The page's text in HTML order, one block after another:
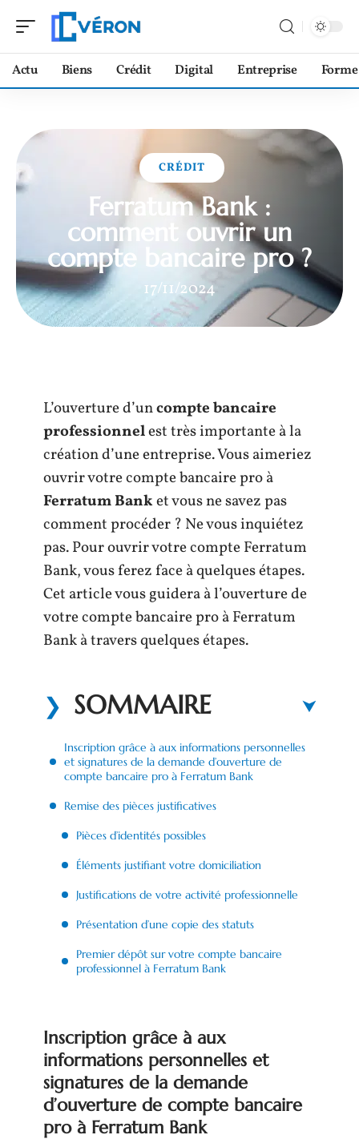
Actu Biens Crédit Digital Entreprise Forme
CRÉDIT
Ferratum Bank :
comment ouvrir un
compte bancaire pro ?
17/11/2024
L’ouverture d’uncompte bancaire
professionnelest très importante à la
création d’une entreprise. Vous aimeriez
ouvrir votre compte bancaire pro à
Ferratum Banket vous ne savez pas
comment procéder ? Ne vous inquiétez
pas. Pour ouvrir votre compte Ferratum
Bank, vous ferez face à quelques étapes.
Cet article vous guidera à l’ouverture de
votre compte bancaire pro à Ferratum
Bank à travers quelques étapes.
SOMMAIRE
Inscription grâce à aux informations personnelles
et signatures de la demande d’ouverture de
compte bancaire pro à Ferratum Bank
Remise des pièces justificatives
Pièces d’identités possibles
Éléments justifiant votre domiciliation
Justifications de votre activité professionnelle
Présentation d’une copie des statuts
Premier dépôt sur votre compte bancaire
professionnel à Ferratum Bank
Inscription grâce à aux
informations personnelles et
signatures de la demande
d’ouverture de compte bancaire
pro à Ferratum Bank